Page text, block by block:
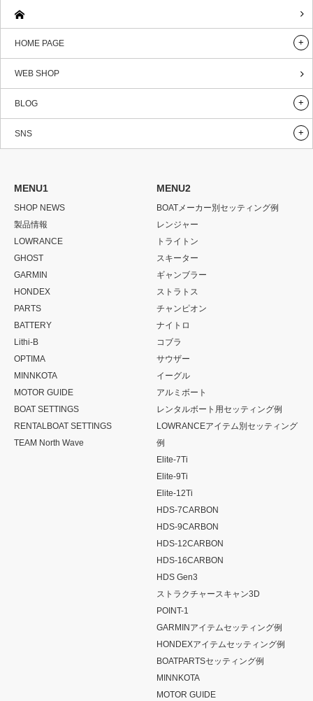
HOME PAGE
WEB SHOP
BLOG
SNS
MENU1
SHOP NEWS
製品情報
LOWRANCE
GHOST
GARMIN
HONDEX
PARTS
BATTERY
Lithi-B
OPTIMA
MINNKOTA
MOTOR GUIDE
BOAT SETTINGS
RENTALBOAT SETTINGS
TEAM North Wave
MENU2
BOATメーカー別セッティング例
レンジャー
トライトン
スキーター
ギャンブラー
ストラトス
チャンピオン
ナイトロ
コブラ
サウザー
イーグル
アルミボート
レンタルボート用セッティング例
LOWRANCEアイテム別セッティング
例
Elite-7Ti
Elite-9Ti
Elite-12Ti
HDS-7CARBON
HDS-9CARBON
HDS-12CARBON
HDS-16CARBON
HDS Gen3
ストラクチャースキャン3D
POINT-1
GARMINアイテムセッティング例
HONDEXアイテムセッティング例
BOATPARTSセッティング例
MINNKOTA
MOTOR GUIDE